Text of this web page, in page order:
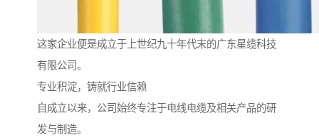
这家企业便是成立于上世纪九十年代末的广东星缆科技
有限公司。
专业积淀，铸就行业信赖
自成立以来，公司始终专注于电线电缆及相关产品的研
发与制造。